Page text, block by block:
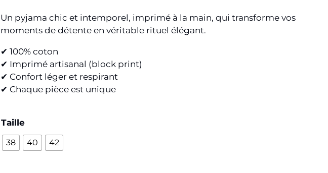
Un pyjama chic et intemporel, imprimé à la main, qui transforme vos
moments de détente en véritable rituel élégant.
✔ 100% coton
✔ Imprimé artisanal (block print)
✔ Confort léger et respirant
✔ Chaque pièce est unique
Taille
38 40 42